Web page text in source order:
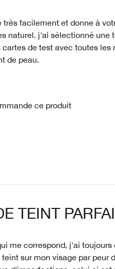
facilement et donne à
naturel. j'ai sélectionné une
de test avec toutes les
de peau.
ce produit
TEINT
me correspond, j'ai toujours
sur mon visage par peur